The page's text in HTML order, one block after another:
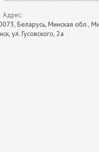
Адрес:
Беларусь, Минская обл.,
ул. Гусовского, 2а